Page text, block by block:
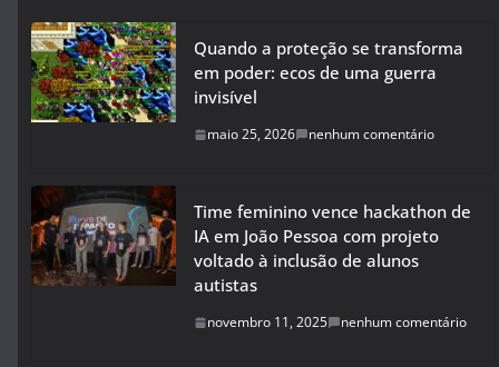
Quando a proteção se transforma
em poder: ecos de uma guerra
invisível
maio 25, 2026 nenhum comentário
Time feminino vence hackathon de
IA em João Pessoa com projeto
voltado à inclusão de alunos
autistas
novembro 11, 2025 nenhum comentário